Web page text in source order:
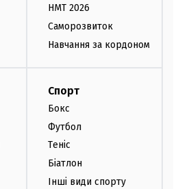
НМТ 2026
Саморозвиток
Навчання за кордоном
Спорт
Бокс
Футбол
Теніс
Біатлон
Інші види спорту